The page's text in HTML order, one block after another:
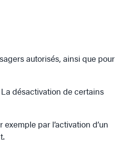
autorisés, ainsi que pour
désactivation de certains
par l’activation d’un